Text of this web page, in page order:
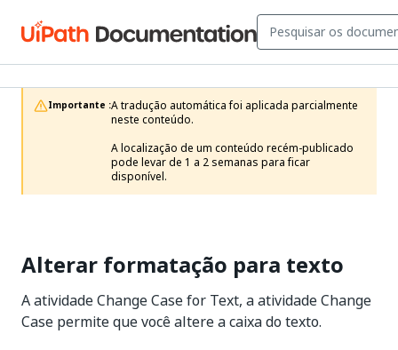
Importante :A tradução automática foi aplicada parcialmente
neste conteúdo.
A localização de um conteúdo recém-publicado
pode levar de 1 a 2 semanas para ficar
disponível.
Alterar formatação para texto
A atividade Change Case for Text, a atividade Change
Case permite que você altere a caixa do texto.